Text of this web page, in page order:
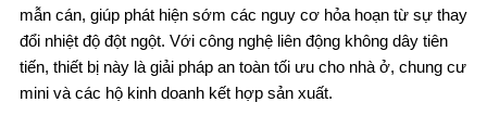
mẫn cán, giúp phát hiện sớm các nguy cơ hỏa hoạn từ sự thay
đổi nhiệt độ đột ngột. Với công nghệ liên động không dây tiên
tiến, thiết bị này là giải pháp an toàn tối ưu cho nhà ở, chung cư
mini và các hộ kinh doanh kết hợp sản xuất.